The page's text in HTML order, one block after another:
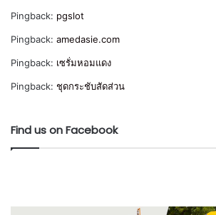
Pingback: pgslot
Pingback: amedasie.com
Pingback: เซรั่มหอมแดง
Pingback: ชุดกระชับสัดส่วน
Find us on Facebook